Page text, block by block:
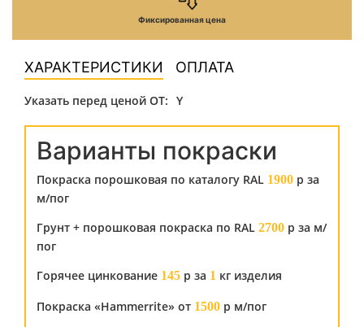
Фиксированная цена
ХАРАКТЕРИСТИКИ ОПЛАТА
Указать перед ценой ОТ: Y
Варианты покраски
Покраска порошковая по каталогу RAL 1900 р за
м/пог
Грунт + порошковая покраска по RAL 2700 р за м/
пог
Горячее цинкование 145 р за 1 кг изделия
Покраска «Hammerrite» от 1500 р м/пог